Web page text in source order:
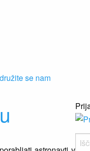
se nam
Išči: